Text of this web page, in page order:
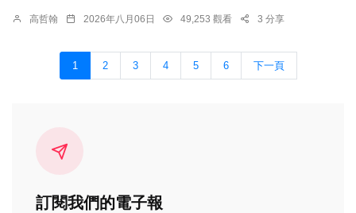
高哲翰 2026年八月06日 49,253 觀看 3 分享
1 2 3 4 5 6 下一頁
訂閱我們的電子報